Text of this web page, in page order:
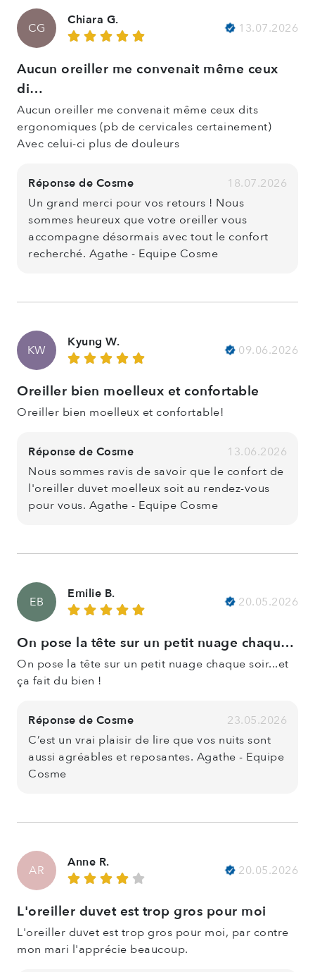
CG
Chiara G.
13.07.2026
Aucun oreiller me convenait même ceux
di…
Aucun oreiller me convenait même ceux dits
ergonomiques (pb de cervicales certainement)
Avec celui-ci plus de douleurs
Réponse de Cosme
18.07.2026
Un grand merci pour vos retours ! Nous
sommes heureux que votre oreiller vous
accompagne désormais avec tout le confort
recherché. Agathe - Equipe Cosme
KW
Kyung W.
09.06.2026
Oreiller bien moelleux et confortable
Oreiller bien moelleux et confortable!
Réponse de Cosme
13.06.2026
Nous sommes ravis de savoir que le confort de
l'oreiller duvet moelleux soit au rendez-vous
pour vous. Agathe - Equipe Cosme
EB
Emilie B.
20.05.2026
On pose la tête sur un petit nuage chaqu…
On pose la tête sur un petit nuage chaque soir...et
ça fait du bien !
Réponse de Cosme
23.05.2026
C’est un vrai plaisir de lire que vos nuits sont
aussi agréables et reposantes. Agathe - Equipe
Cosme
AR
Anne R.
20.05.2026
L'oreiller duvet est trop gros pour moi
L'oreiller duvet est trop gros pour moi, par contre
mon mari l'apprécie beaucoup.